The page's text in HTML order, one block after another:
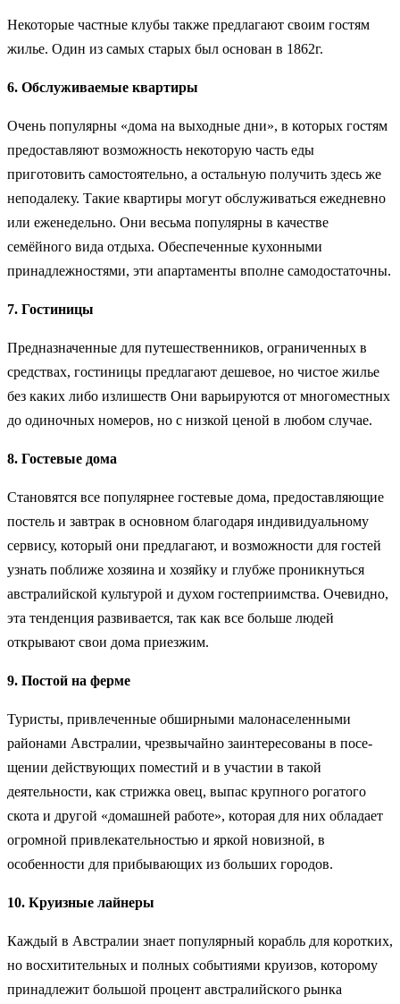
Некоторые частные клубы также предлагают своим гостям
жилье. Один из самых старых был основан в 1862г.
6. Обслуживаемые квартиры
Очень популярны «дома на выходные дни», в которых гостям
предоставляют возможность некоторую часть еды
приготовить самостоятельно, а остальную получить здесь же
неподалеку. Такие квартиры могут обслуживаться ежедневно
или еженедельно. Они весьма популярны в качестве
семёйного вида отдыха. Обеспеченные кухонными
принадлежностями, эти апартаменты вполне самодостаточны.
7. Гостиницы
Предназначенные для путешественников, ограниченных в
средствах, гостиницы предлагают дешевое, но чистое жилье
без каких либо излишеств Они варьируются от многоместных
до одиночных номеров, но с низкой ценой в любом случае.
8. Гостевые дома
Становятся все популярнее гостевые дома, предоставляющие
постель и завтрак в основном благодаря индивидуальному
сервису, который они предлагают, и возможности для гостей
узнать поближе хозяина и хозяйку и глубже проникнуться
австралийской культурой и духом гостеприимства. Очевидно,
эта тенденция развивается, так как все боль­ше людей
открывают свои дома приезжим.
9. Постой на ферме
Туристы, привлеченные обширными малонаселенными
районами Австралии, чрезвычайно заинтересованы в посе­
щении действующих поместий и в участии в такой
деятельности, как стрижка овец, выпас крупного рогатого
скота и другой «домашней работе», которая для них обладает
огромной привлекательностью и яркой новизной, в
особенности для прибывающих из больших городов.
10. Круизные лайнеры
Каждый в Австралии знает популярный корабль для коротких,
но восхитительных и полных событиями круизов, которому
принадлежит большой процент австралийского рынка